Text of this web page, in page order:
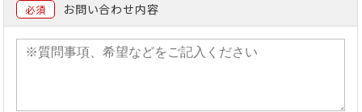
必須 お問い合わせ内容